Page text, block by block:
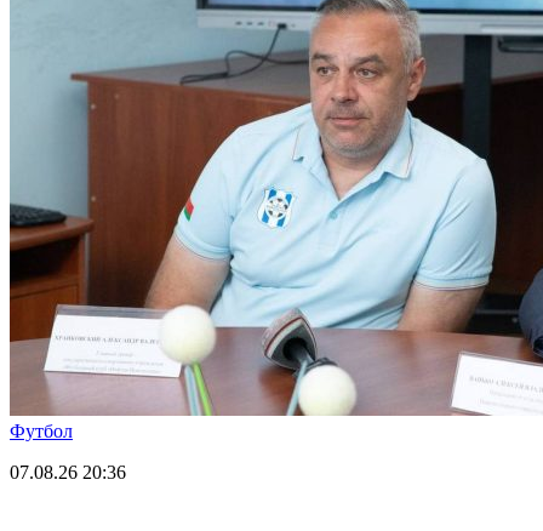
Футбол
07.08.26 20:36